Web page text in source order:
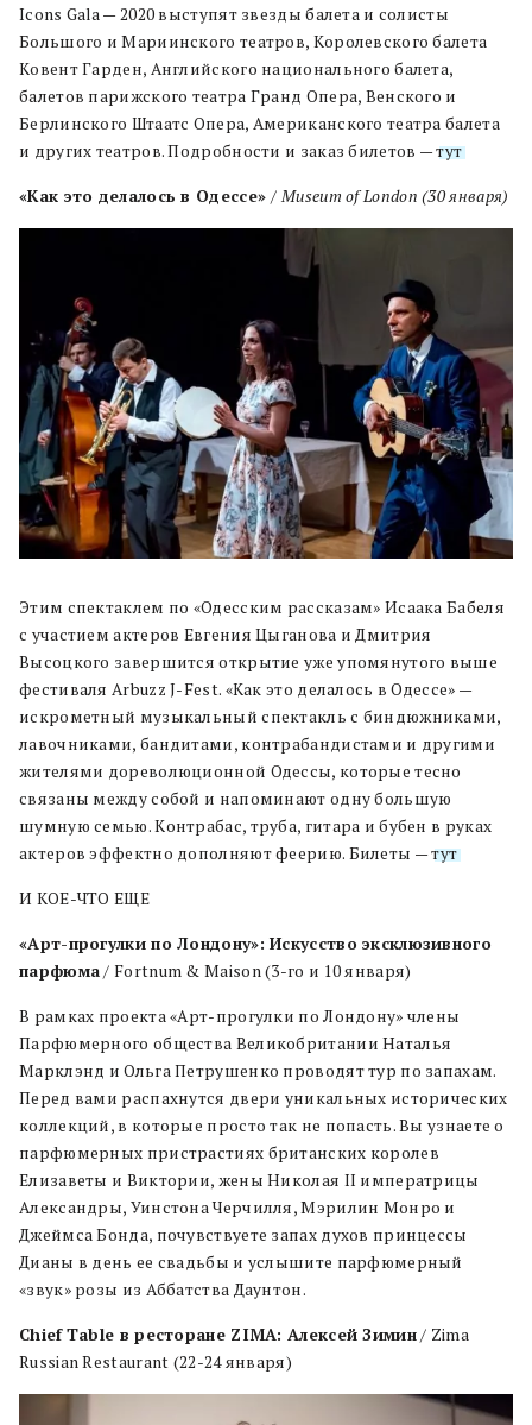
Icons Gala — 2020 выступят звезды балета и солисты
Большого и Мариинского театров, Королевского балета
Ковент Гарден, Английского национального балета,
балетов парижского театра Гранд Опера, Венского и
Берлинского Штаатс Опера, Американского театра балета
и других театров. Подробности и заказ билетов —тут.
«Как это делалось в Одессе»/Museum ofLondon (30 января)
Этим спектаклем по «Одесским рассказам» Исаака Бабеля
с участием актеров Евгения Цыганова и Дмитрия
Высоцкого завершится открытие уже упомянутого выше
фестиваля Arbuzz J-Fest. «Как это делалось в Одессе» —
искрометный музыкальный спектакль с биндюжниками,
лавочниками, бандитами, контрабандистами и другими
жителями дореволюционной Одессы, которые тесно
связаны между собой и напоминают одну большую
шумную семью. Контрабас, труба, гитара и бубен в руках
актеров эффектно дополняют феерию. Билеты —тут.
И КОЕ-ЧТО ЕЩЕ
«Арт-прогулки по Лондону»: Искусство эксклюзивного
парфюма/ Fortnum & Maison (3-го и 10 января)
В рамках проекта «Арт-прогулки по Лондону» члены
Парфюмерного общества Великобритании Наталья
Марклэнд и Ольга Петрушенко проводят тур по запахам.
Перед вами распахнутся двери уникальных исторических
коллекций, в которые просто так не попасть. Вы узнаете о
парфюмерных пристрастиях британских королев
Елизаветы и Виктории, жены Николая II императрицы
Александры, Уинстона Черчилля, Мэрилин Монро и
Джеймса Бонда, почувствуете запах духов принцессы
Дианы в день ее свадьбы и услышите парфюмерный
«звук» розы из Аббатства Даунтон.
ChiefTable в ресторане ZIMA: Алексей Зимин/ Zima
Russian Restaurant (22-24 января)